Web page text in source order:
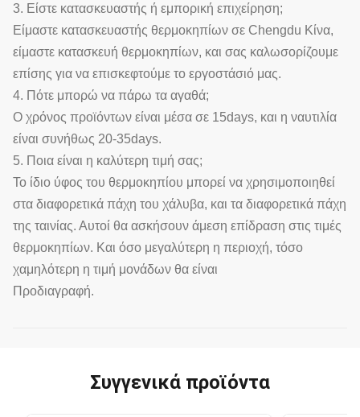
3. Είστε κατασκευαστής ή εμπορική επιχείρηση;
Είμαστε κατασκευαστής θερμοκηπίων σε Chengdu Κίνα,
είμαστε κατασκευή θερμοκηπίων, και σας καλωσορίζουμε
επίσης για να επισκεφτούμε το εργοστάσιό μας.
4. Πότε μπορώ να πάρω τα αγαθά;
Ο χρόνος προϊόντων είναι μέσα σε 15days, και η ναυτιλία
είναι συνήθως 20-35days.
5. Ποια είναι η καλύτερη τιμή σας;
Το ίδιο ύφος του θερμοκηπίου μπορεί να χρησιμοποιηθεί
στα διαφορετικά πάχη του χάλυβα, και τα διαφορετικά πάχη
της ταινίας. Αυτοί θα ασκήσουν άμεση επίδραση στις τιμές
θερμοκηπίων. Και όσο μεγαλύτερη η περιοχή, τόσο
χαμηλότερη η τιμή μονάδων θα είναι
Προδιαγραφή.
Συγγενικά προϊόντα